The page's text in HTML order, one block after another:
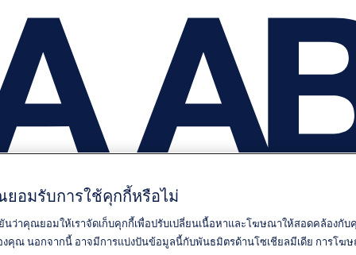
ยอมรับการใช้คุกกี้หรือไม่
ว่าคุณยอมให้เราจัดเก็บคุกกี้เพื่อปรับเปลี่ยนเนื้อหาและโฆษณาให้สอดคล้องกั
งคุณ นอกจากนี้ อาจมีการแบ่งปันข้อมูลนี้กับพันธมิตรด้านโซเชียลมีเดีย การโฆ